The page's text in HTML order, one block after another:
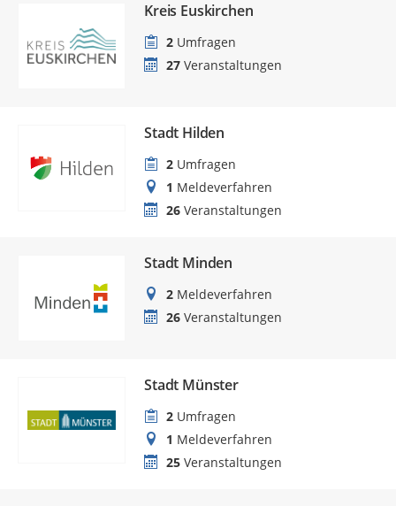
Kreis Euskirchen
2 Umfragen
27 Veranstaltungen
Stadt Hilden
2 Umfragen
1 Meldeverfahren
26 Veranstaltungen
Stadt Minden
2 Meldeverfahren
26 Veranstaltungen
Stadt Münster
2 Umfragen
1 Meldeverfahren
25 Veranstaltungen